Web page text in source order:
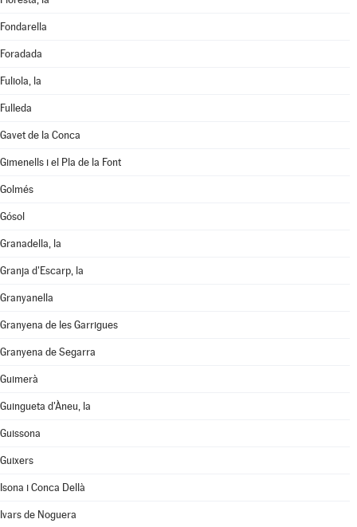
Fondarella
Foradada
Fuliola, la
Fulleda
Gavet de la Conca
Gimenells i el Pla de la Font
Golmés
Gósol
Granadella, la
Granja d'Escarp, la
Granyanella
Granyena de les Garrigues
Granyena de Segarra
Guimerà
Guingueta d'Àneu, la
Guissona
Guixers
Isona i Conca Dellà
Ivars de Noguera